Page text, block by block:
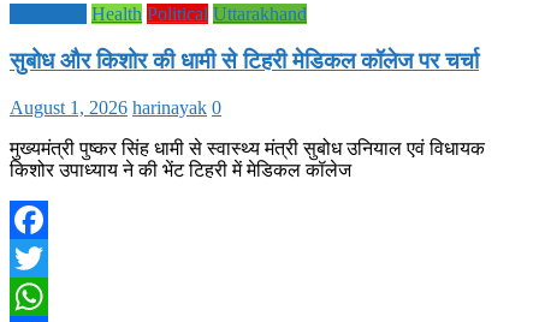
Health Political Uttarakhand
सुबोध और किशोर की धामी से टिहरी मेडिकल कॉलेज पर चर्चा
August 1, 2026 harinayak 0
मुख्यमंत्री पुष्कर सिंह धामी से स्वास्थ्य मंत्री सुबोध उनियाल एवं विधायक
किशोर उपाध्याय ने की भेंट टिहरी में मेडिकल कॉलेज
Facebook
Twitter